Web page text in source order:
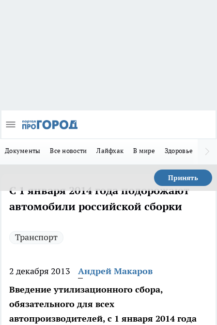
Документы Все новости Лайфхак В мире Здоровье
Принять
С 1 января 2014 года подорожают
автомобили российской сборки
Транспорт
2 декабря 2013
Андрей Макаров
Введение утилизационного сбора,
обязательного для всех
автопроизводителей, с 1 января 2014 года